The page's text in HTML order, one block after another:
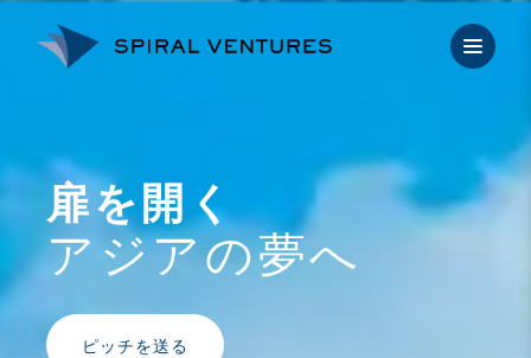
プ
扉を開く
アジアの夢へ
ピッチを送る